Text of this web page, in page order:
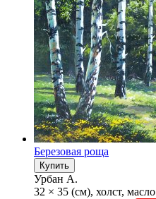
Березовая роща
Купить
Урбан А.
32 × 35 (см), холст, масло